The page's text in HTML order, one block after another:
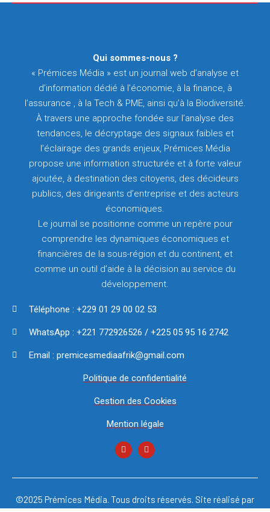
Qui sommes-nous ?
« Prémices Média » est un journal web d’analyse et
d’information dédié à l’économie, à la finance, à
l’assurance , à la Tech & PME, ainsi qu’à la Biodiversité.
À travers une approche fondée sur l’analyse des
tendances, le décryptage des signaux faibles et
l’éclairage des grands enjeux, Prémices Média
propose une information structurée et à forte valeur
ajoutée, à destination des citoyens, des décideurs
publics, des dirigeants d’entreprise et des acteurs
économiques.
Le journal se positionne comme un repère pour
comprendre les dynamiques économiques et
financières de la sous-région et du continent, et
comme un outil d’aide à la décision au service du
développement.
Téléphone : +229 01 29 00 02 53
WhatsApp : +221 772926526 / +225 05 95 16 2742
Email : premicesmediaafrik@gmail.com
Politique de confidentialité
Gestion des Cookies
Mention légale
©2025 Prémices Média. Tous droits réservés. Site réalisé par